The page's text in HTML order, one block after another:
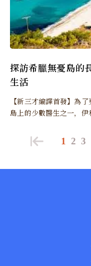
探訪希臘無憂島的
生活
【新三才編譯首發】為
島上的少數醫生之一，
1 2 3